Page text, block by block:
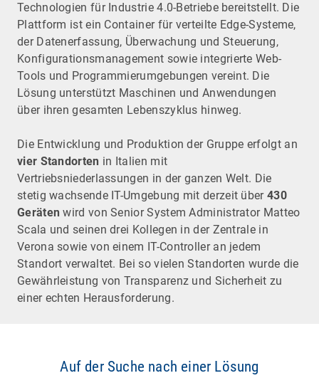
Technologien für Industrie 4.0-Betriebe bereitstellt. Die
Plattform ist ein Container für verteilte Edge-Systeme,
der Datenerfassung, Überwachung und Steuerung,
Konfigurationsmanagement sowie integrierte Web-
Tools und Programmierumgebungen vereint. Die
Lösung unterstützt Maschinen und Anwendungen
über ihren gesamten Lebenszyklus hinweg.
Die Entwicklung und Produktion der Gruppe erfolgt an
vier Standorten in Italien mit
Vertriebsniederlassungen in der ganzen Welt. Die
stetig wachsende IT-Umgebung mit derzeit über 430
Geräten wird von Senior System Administrator Matteo
Scala und seinen drei Kollegen in der Zentrale in
Verona sowie von einem IT-Controller an jedem
Standort verwaltet. Bei so vielen Standorten wurde die
Gewährleistung von Transparenz und Sicherheit zu
einer echten Herausforderung.
Auf der Suche nach einer Lösung